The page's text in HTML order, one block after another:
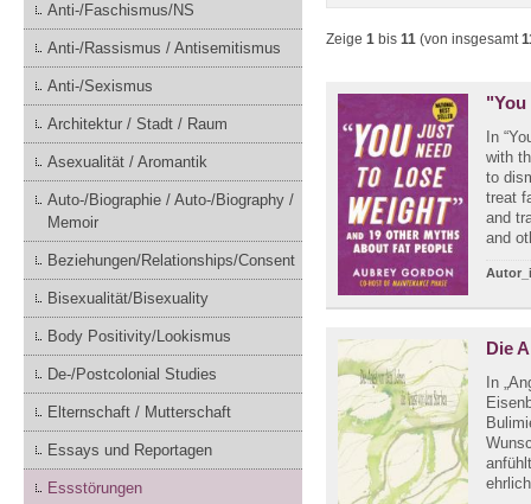
Anti-/Faschismus/NS
Anti-/Rassismus / Antisemitismus
Anti-/Sexismus
Architektur / Stadt / Raum
Asexualität / Aromantik
Auto-/Biographie / Auto-/Biography /
Memoir
Beziehungen/Relationships/Consent
Bisexualität/Bisexuality
Body Positivity/Lookismus
De-/Postcolonial Studies
Elternschaft / Mutterschaft
Essays und Reportagen
Essstörungen
Zeige 1 bis 11 (von insgesamt
"You
In
with
to
treat
and
and
Die
In